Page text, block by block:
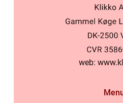
web: